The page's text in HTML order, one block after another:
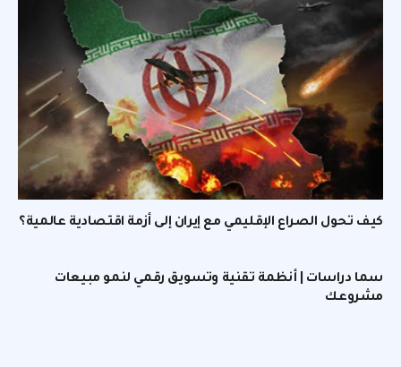
كيف تحول الصراع الإقليمي مع إيران إلى أزمة اقتصادية عالمية؟
سما دراسات | أنظمة تقنية وتسويق رقمي لنمو مبيعات
مشروعك